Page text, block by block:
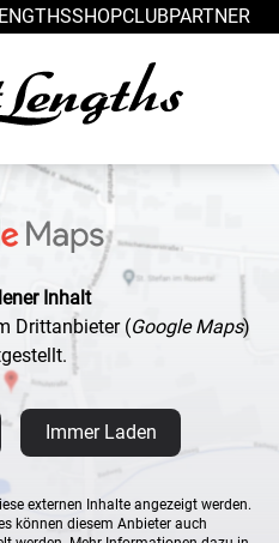
SHOPCLUBPARTNER
Inhalt
Drittanbieter (Google Maps)
Immer Laden
externen Inhalte angezeigt werden.
können diesem Anbieter auch